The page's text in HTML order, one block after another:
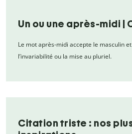
Un ou une après-midi |
Le mot après-midi accepte le masculin
l’invariabilité ou la mise au pluriel.
Citation triste : nos